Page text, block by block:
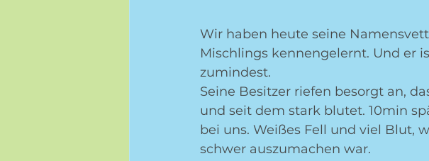
Wir haben heute seine
Mischlings kennengelernt. Und er
zumindest.
Seine Besitzer riefen besorgt an,
und seit dem stark blutet. 10min
bei uns. Weißes Fell und viel Blut,
schwer auszumachen war.